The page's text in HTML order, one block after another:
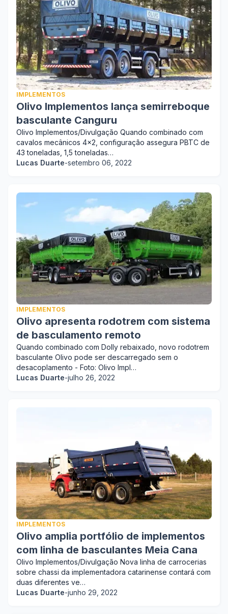
IMPLEMENTOS
Olivo Implementos lança semirreboque
basculante Canguru
Olivo Implementos/Divulgação Quando combinado com
cavalos mecânicos 4x2, configuração assegura PBTC de
43 toneladas, 1,5 toneladas…
Lucas Duarte-setembro 06, 2022
IMPLEMENTOS
Olivo apresenta rodotrem com sistema
de basculamento remoto
Quando combinado com Dolly rebaixado, novo rodotrem
basculante Olivo pode ser descarregado sem o
desacoplamento - Foto: Olivo Impl…
Lucas Duarte-julho 26, 2022
IMPLEMENTOS
Olivo amplia portfólio de implementos
com linha de basculantes Meia Cana
Olivo Implementos/Divulgação Nova linha de carrocerias
sobre chassi da implementadora catarinense contará com
duas diferentes ve…
Lucas Duarte-junho 29, 2022